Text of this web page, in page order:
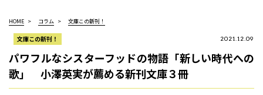
HOME コラム 文庫この新刊！
文庫この新刊！ 2021.12.09
パワフルなシスターフッドの物語「新しい時代への
歌」 小澤英実が薦める新刊文庫３冊